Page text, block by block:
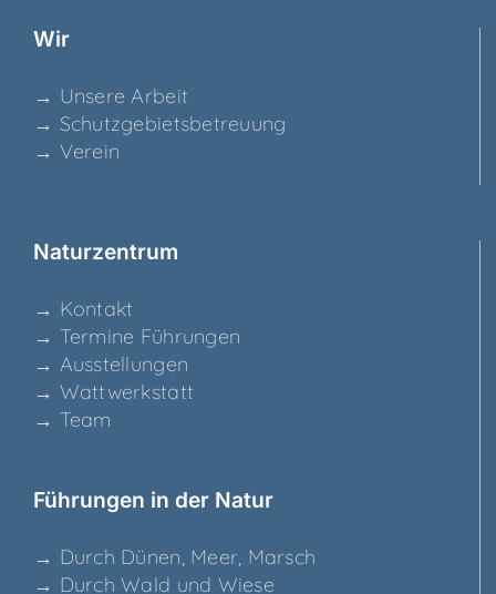
Wir
→ Unse­re Arbeit
→ Schutz­ge­biets­be­treu­ung
→ Ver­ein
Natur­zen­trum
→ Kon­takt
→ Ter­mi­ne Führungen
→ Aus­stel­lun­gen
→ Watt­werk­statt
→ Team
Füh­run­gen in der Natur
→ Durch Dünen, Meer, Marsch
→ Durch Wald und Wiese